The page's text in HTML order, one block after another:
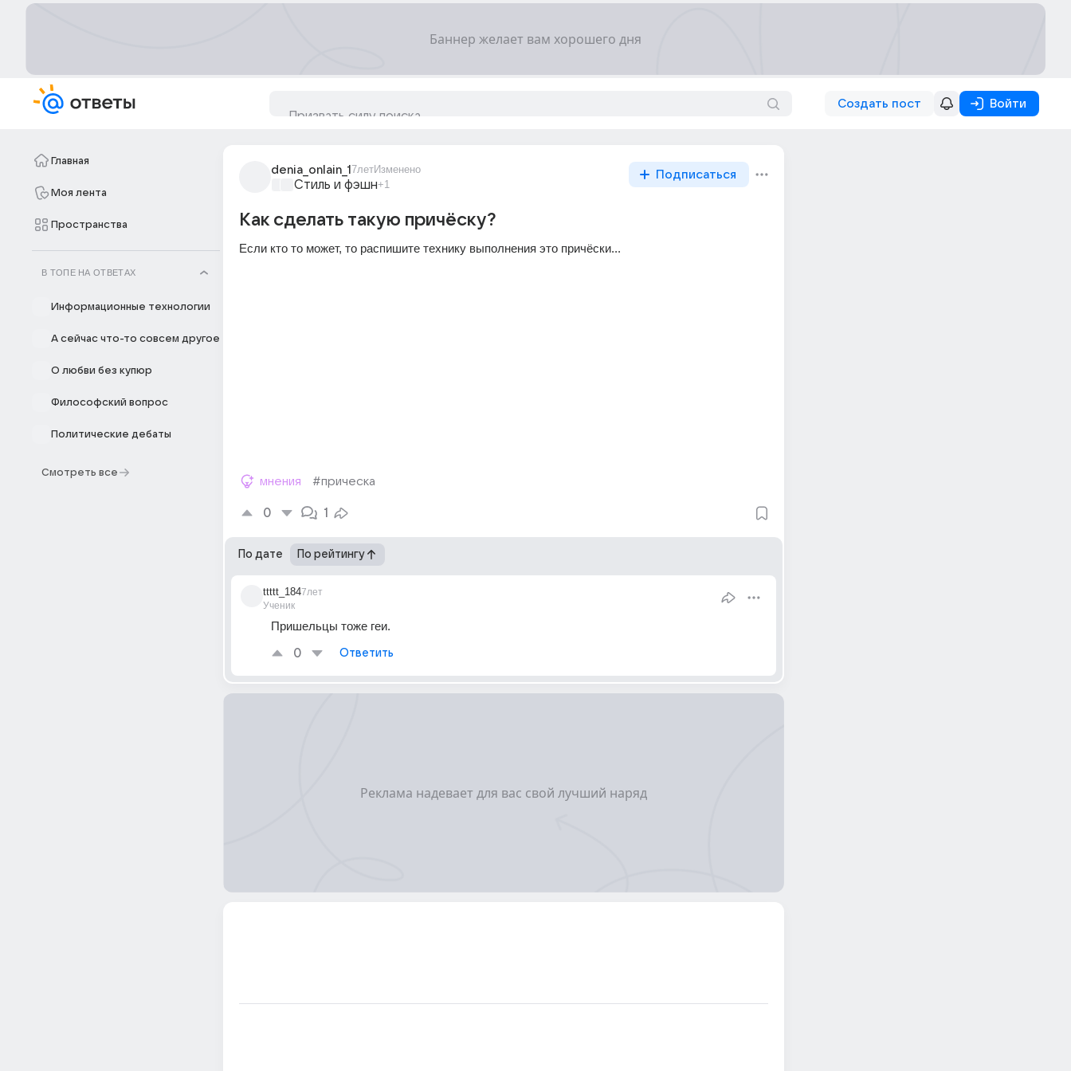
Создать пост Войти
Главная
Моя лента
Пространства
В ТОПЕ НА ОТВЕТАХ
Информационные технологии
А сейчас что-то совсем другое
О любви без купюр
Философский вопрос
Политические дебаты
Смотреть все
denia_onlain_1 7летИзменено
Стиль и фэшн+1
Подписаться
Как сделать такую причёску?
Если кто то может, то распишите технику выполнения это причёски...
мнения #прическа
0 1
По дате По рейтингу
ttttt_184
Ученик
7лет
Пришельцы тоже геи.
0 Ответить